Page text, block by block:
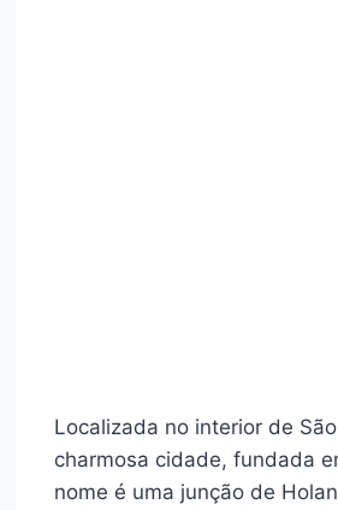
Localizada no interior de
charmosa cidade, fundada
nome é uma junção de